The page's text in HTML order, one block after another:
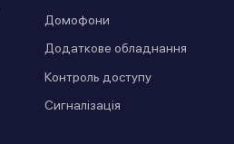
Домофони
Додаткове обладнання
Контроль доступу
Сигналізація